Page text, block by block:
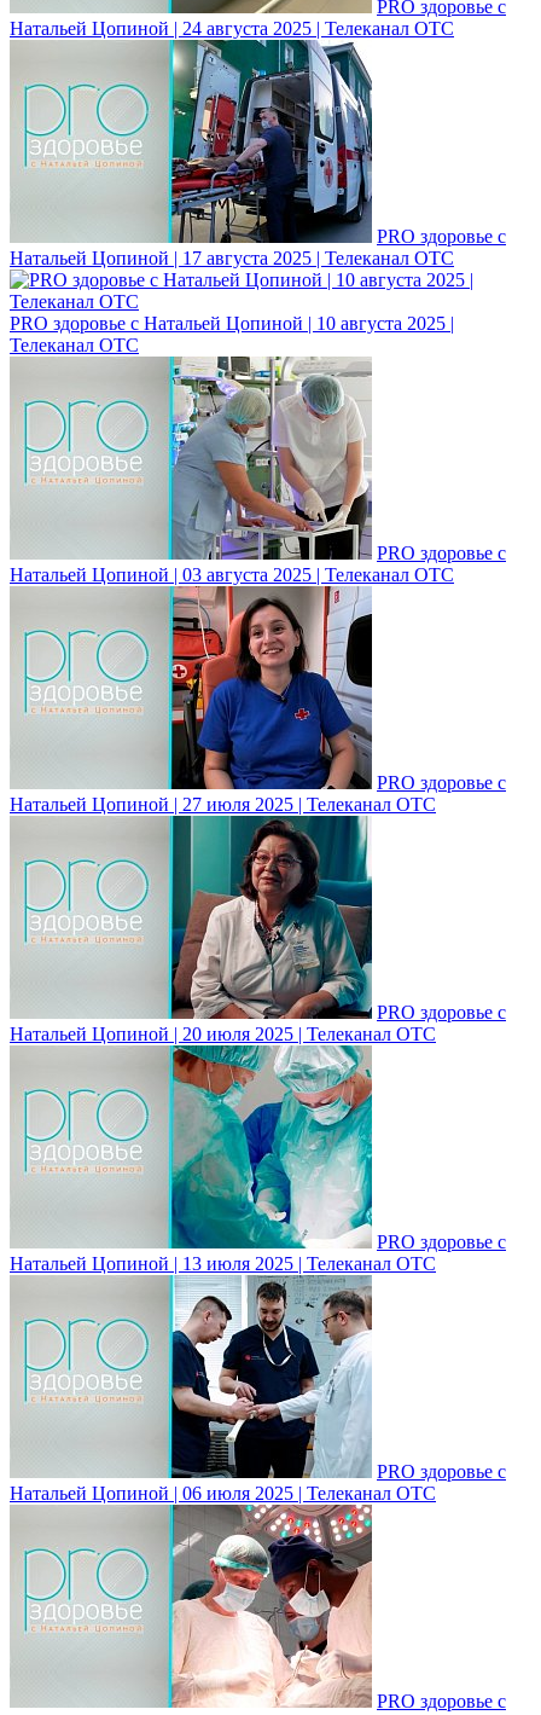
PRO здоровье с
Натальей Цопиной | 24 августа 2025 | Телеканал ОТС
PRO здоровье с
Натальей Цопиной | 17 августа 2025 | Телеканал ОТС
PRO здоровье с Натальей Цопиной | 10 августа 2025 |
Телеканал ОТС
PRO здоровье с
Натальей Цопиной | 03 августа 2025 | Телеканал ОТС
PRO здоровье с
Натальей Цопиной | 27 июля 2025 | Телеканал ОТС
PRO здоровье с
Натальей Цопиной | 20 июля 2025 | Телеканал ОТС
PRO здоровье с
Натальей Цопиной | 13 июля 2025 | Телеканал ОТС
PRO здоровье с
Натальей Цопиной | 06 июля 2025 | Телеканал ОТС
PRO здоровье с